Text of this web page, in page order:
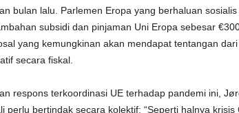
bulan lalu. Parlemen Eropa yang berhaluan
subsidi dan pinjaman Uni Eropa sebesar
yang kemungkinan akan mendapat tentangan
secara fiskal.
respons terkoordinasi UE terhadap pandemi ini,
perlu bertindak secara kolektif: “Seperti halnya